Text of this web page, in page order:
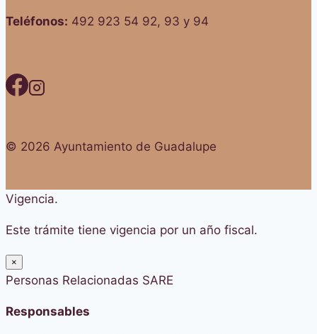
Teléfonos: 492 923 54 92, 93 y 94
© 2026 Ayuntamiento de Guadalupe
Vigencia.
Este trámite tiene vigencia por un año fiscal.
×
Personas Relacionadas SARE
Responsables